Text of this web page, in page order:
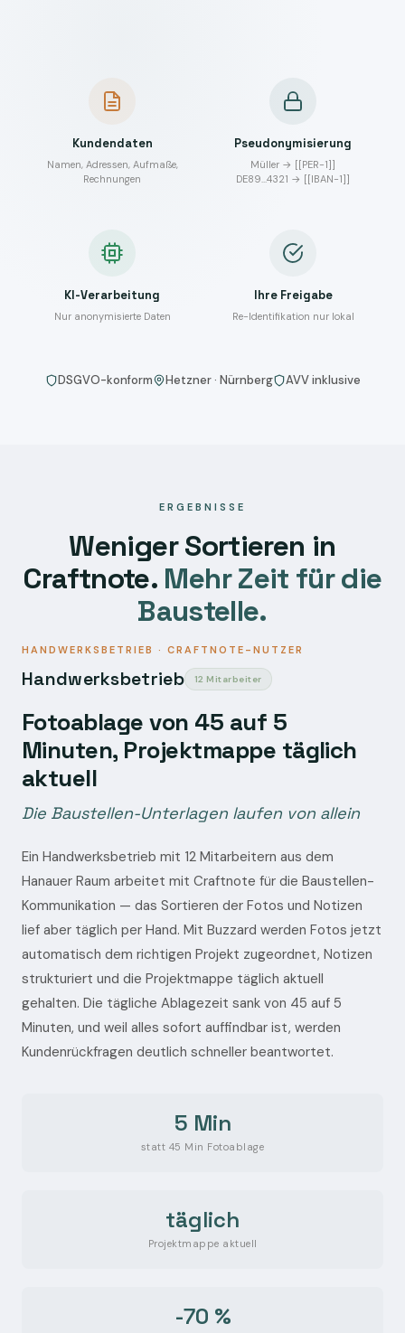
Kundendaten
Namen, Adressen, Aufmaße,
Rechnungen
Pseudonymisierung
Müller → [[PER-1]]
DE89…4321 → [[IBAN-1]]
KI-Verarbeitung
Nur anonymisierte Daten
Ihre Freigabe
Re-Identifikation nur lokal
DSGVO-konform Hetzner · Nürnberg AVV inklusive
ERGEBNISSE
Weniger Sortieren in
Craftnote. Mehr Zeit für die
Baustelle.
HANDWERKSBETRIEB · CRAFTNOTE-NUTZER
Handwerksbetrieb 12 Mitarbeiter
Fotoablage von 45 auf 5
Minuten, Projektmappe täglich
aktuell
Die Baustellen-Unterlagen laufen von allein
Ein Handwerksbetrieb mit 12 Mitarbeitern aus dem
Hanauer Raum arbeitet mit Craftnote für die Baustellen-
Kommunikation — das Sortieren der Fotos und Notizen
lief aber täglich per Hand. Mit Buzzard werden Fotos jetzt
automatisch dem richtigen Projekt zugeordnet, Notizen
strukturiert und die Projektmappe täglich aktuell
gehalten. Die tägliche Ablagezeit sank von 45 auf 5
Minuten, und weil alles sofort auffindbar ist, werden
Kundenrückfragen deutlich schneller beantwortet.
5 Min
statt 45 Min Fotoablage
täglich
Projektmappe aktuell
-70 %